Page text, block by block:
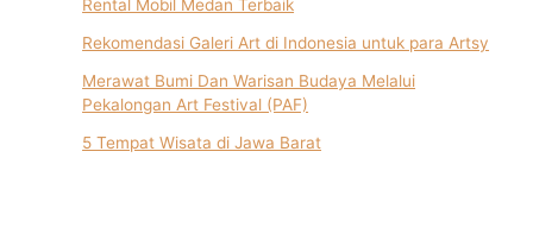
Rental Mobil Medan Terbaik
Rekomendasi Galeri Art di Indonesia untuk para Artsy
Merawat Bumi Dan Warisan Budaya Melalui
Pekalongan Art Festival (PAF)
5 Tempat Wisata di Jawa Barat